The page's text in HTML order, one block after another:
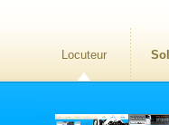
Locuteur